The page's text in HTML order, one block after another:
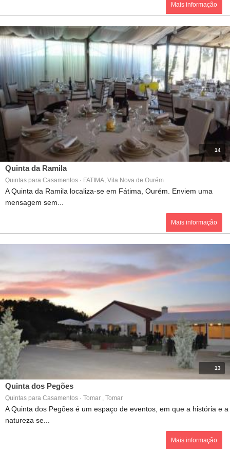
Mais informação
14
Quinta da Ramila
Quintas para Casamentos · FATIMA, Vila Nova de Ourém
A Quinta da Ramila localiza-se em Fátima, Ourém. Enviem uma
mensagem sem...
Mais informação
13
Quinta dos Pegões
Quintas para Casamentos · Tomar , Tomar
A Quinta dos Pegões é um espaço de eventos, em que a história e a
natureza se...
Mais informação